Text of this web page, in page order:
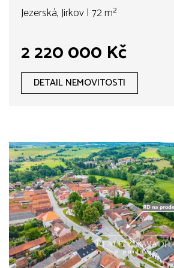
Jezerská, Jirkov | 72 m²
2 220 000 Kč
DETAIL NEMOVITOSTI